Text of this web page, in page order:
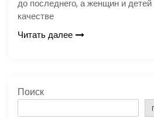
до последнего, а женщин и
качестве
Читать далее
Поиск